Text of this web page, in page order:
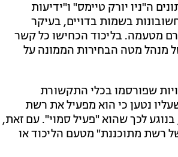
ה"ניו יורק טיימס" ו"ידיעות
בשמות בדויים, בעיקר
מטעמה. בליכוד הכחישו כל קשר
מנהל מטה הבחירות הממונה על
שפורסמו בכלי התקשורת
נטען כי הוא מפעיל את רשת
לכך שהוא "פעיל סמוי". עם זאת,
רשת מתוכננת" מטעם הליכוד או